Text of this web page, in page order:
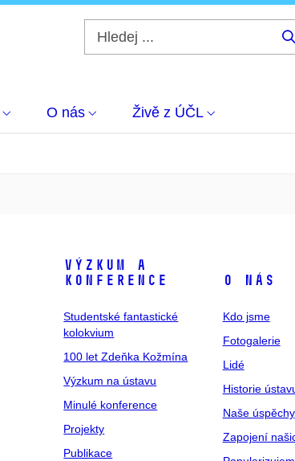
O nás Živě z ÚČL
Výzkum a
konference
Studentské fantastické
kolokvium
100 let Zdeňka Kožmína
Výzkum na ústavu
Minulé konference
Projekty
Publikace
O nás
Kdo jsme
Fotogalerie
Lidé
Historie
Naše úspěchy
Zapojení